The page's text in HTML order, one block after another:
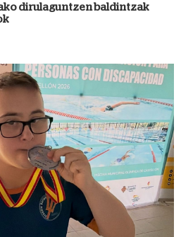
dirulaguntzen baldintzak